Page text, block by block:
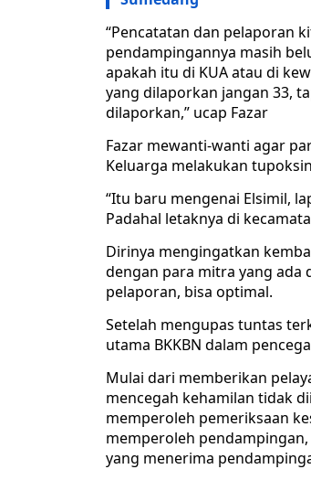
“Pencatatan dan pelaporan
pendampingannya masih
apakah itu di KUA atau di
yang dilaporkan jangan 33,
dilaporkan,” ucap Fazar
Fazar mewanti-wanti agar
Keluarga melakukan
“Itu baru mengenai Elsimil,
Padahal letaknya di
Dirinya mengingatkan
dengan para mitra yang ada
pelaporan, bisa optimal.
Setelah mengupas tuntas
utama BKKBN dalam
Mulai dari memberikan
mencegah kehamilan tidak
memperoleh pemeriksaan
memperoleh
yang menerima